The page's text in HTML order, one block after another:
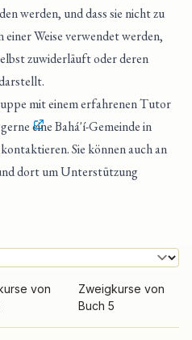
werden, und dass sie nicht zu
Weise verwendet werden,
zuwiderläuft oder deren
mit einem erfahrenen Tutor
eine Bahá'í-Gemeinde in
kontaktieren. Sie können auch an
dort um Unterstützung
von
Zweigkurse von
Buch 5